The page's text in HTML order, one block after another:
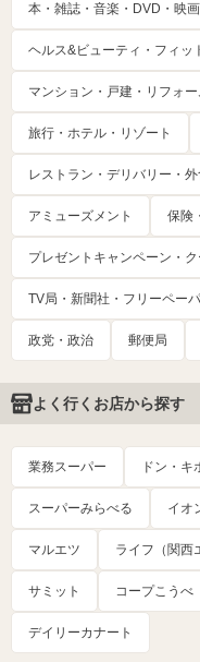
本・雑誌・音楽・DVD・映
ヘルス&ビューティ・フィッ
マンション・戸建・リフォ
旅行・ホテル・リゾート
レストラン・デリバリー・
アミューズメント 保険
プレゼントキャンペーン・
TV局・新聞社・フリーペー
政党・政治 郵便局
よく行くお店から探す
業務スーパー ドン・キ
スーパーみらべる イオ
マルエツ ライフ（関西
サミット コープこうべ
デイリーカナート